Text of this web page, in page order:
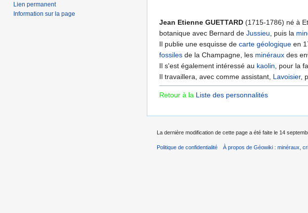
Jean Etienne GUETTARD (1715-1786) né à
botanique avec Bernard de Jussieu, puis la
Il publie une esquisse de carte géologique en
fossiles de la Champagne, les minéraux des
Il s'est également intéressé au kaolin, pour la
Il travaillera, avec comme assistant, Lavoisier,
Retour à la Liste des personnalités
Lien permanent
Information sur la page
La dernière modification de cette page a été faite le 14
Politique de confidentialité À propos de Géowiki : minéraux,